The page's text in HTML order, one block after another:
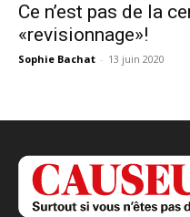
Ce n’est pas de la
«revisionnage»!
Sophie Bachat - 13 juin 2020